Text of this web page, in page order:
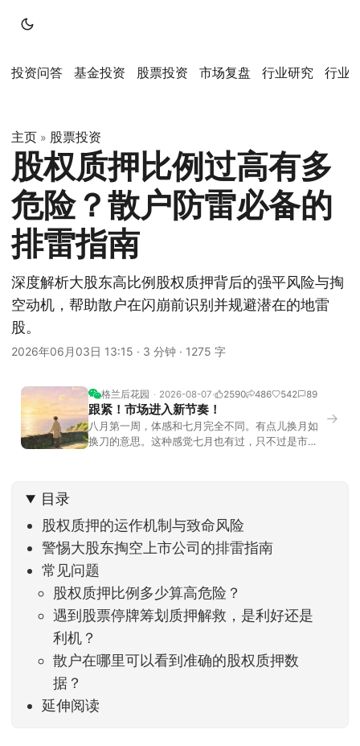
投资问答 基金投资 股票投资 市场复盘 行业研究 行业
主页 » 股票投资
股权质押比例过高有多
危险？散户防雷必备的
排雷指南
深度解析大股东高比例股权质押背后的强平风险与掏
空动机，帮助散户在闪崩前识别并规避潜在的地雷
股。
2026年06月03日 13:15 · 3 分钟 · 1275 字
格兰后花园 2026-08-07 2590 486 542 89
跟紧！市场进入新节奏！
八月第一周，体感和七月完全不同。有点儿换月如
换刀的意思。这种感觉七月也有过，只不过是市场
家感受到了春天般的暖风。指数涨了百点，交易额
回暖到2
→
目录
股权质押的运作机制与致命风险
警惕大股东掏空上市公司的排雷指南
常见问题
股权质押比例多少算高危险？
遇到股票停牌筹划质押解救，是利好还是
利机？
散户在哪里可以看到准确的股权质押数
据？
延伸阅读